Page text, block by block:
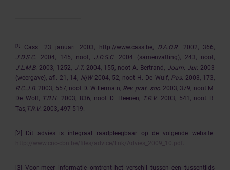
[1] Cass. 23 januari 2003, http://www.cass.be, D.A.O.R. 2002, 366,
J.D.S.C. 2004, 145, noot, J.D.S.C. 2004 (samenvatting), 243, noot,
J.L.M.B. 2003, 1252, J.T.2004, 155, noot A. Bertrand, Journ. Jur. 2003
(weergave), afl. 21, 14, NjW2004, 52, noot H. De Wulf, Pas. 2003, 173,
R.C.J.B. 2003, 557, noot D. Willermain, Rev. prat. soc. 2003, 379, noot M.
De Wolf, T.B.H. 2003, 836, noot D. Heenen, T.R.V. 2003, 541, noot R.
Tas, T.R.V. 2003, 497-519.
[2]
Dit advies is integraal raadpleegbaar op de volgende website:
http://www.cnc-cbn.be/files/advice/link/Advies_2009_10.pdf.
[3] Voor meer informatie omtrent het verschil tussen een tussentijds